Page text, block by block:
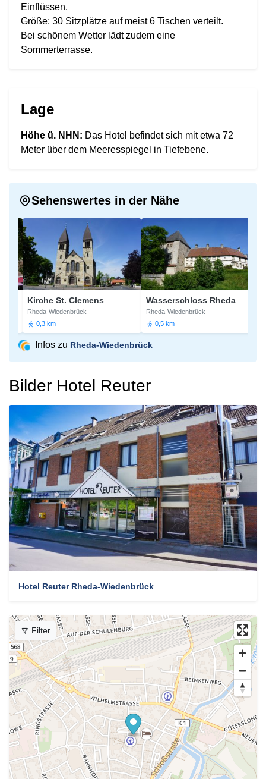
Einflüssen.
Größe: 30 Sitzplätze auf meist 6 Tischen verteilt.
Bei schönem Wetter lädt zudem eine
Sommerterrasse.
Lage
Höhe ü. NHN: Das Hotel befindet sich mit etwa 72
Meter über dem Meeresspiegel in Tiefebene.
Sehenswertes in der Nähe
Kirche St. Clemens
Rheda-Wiedenbrück
0,3 km
Wasserschloss Rheda
Rheda-Wiedenbrück
0,5 km
Infos zu Rheda-Wiedenbrück
Bilder Hotel Reuter
Hotel Reuter Rheda-Wiedenbrück
Filter